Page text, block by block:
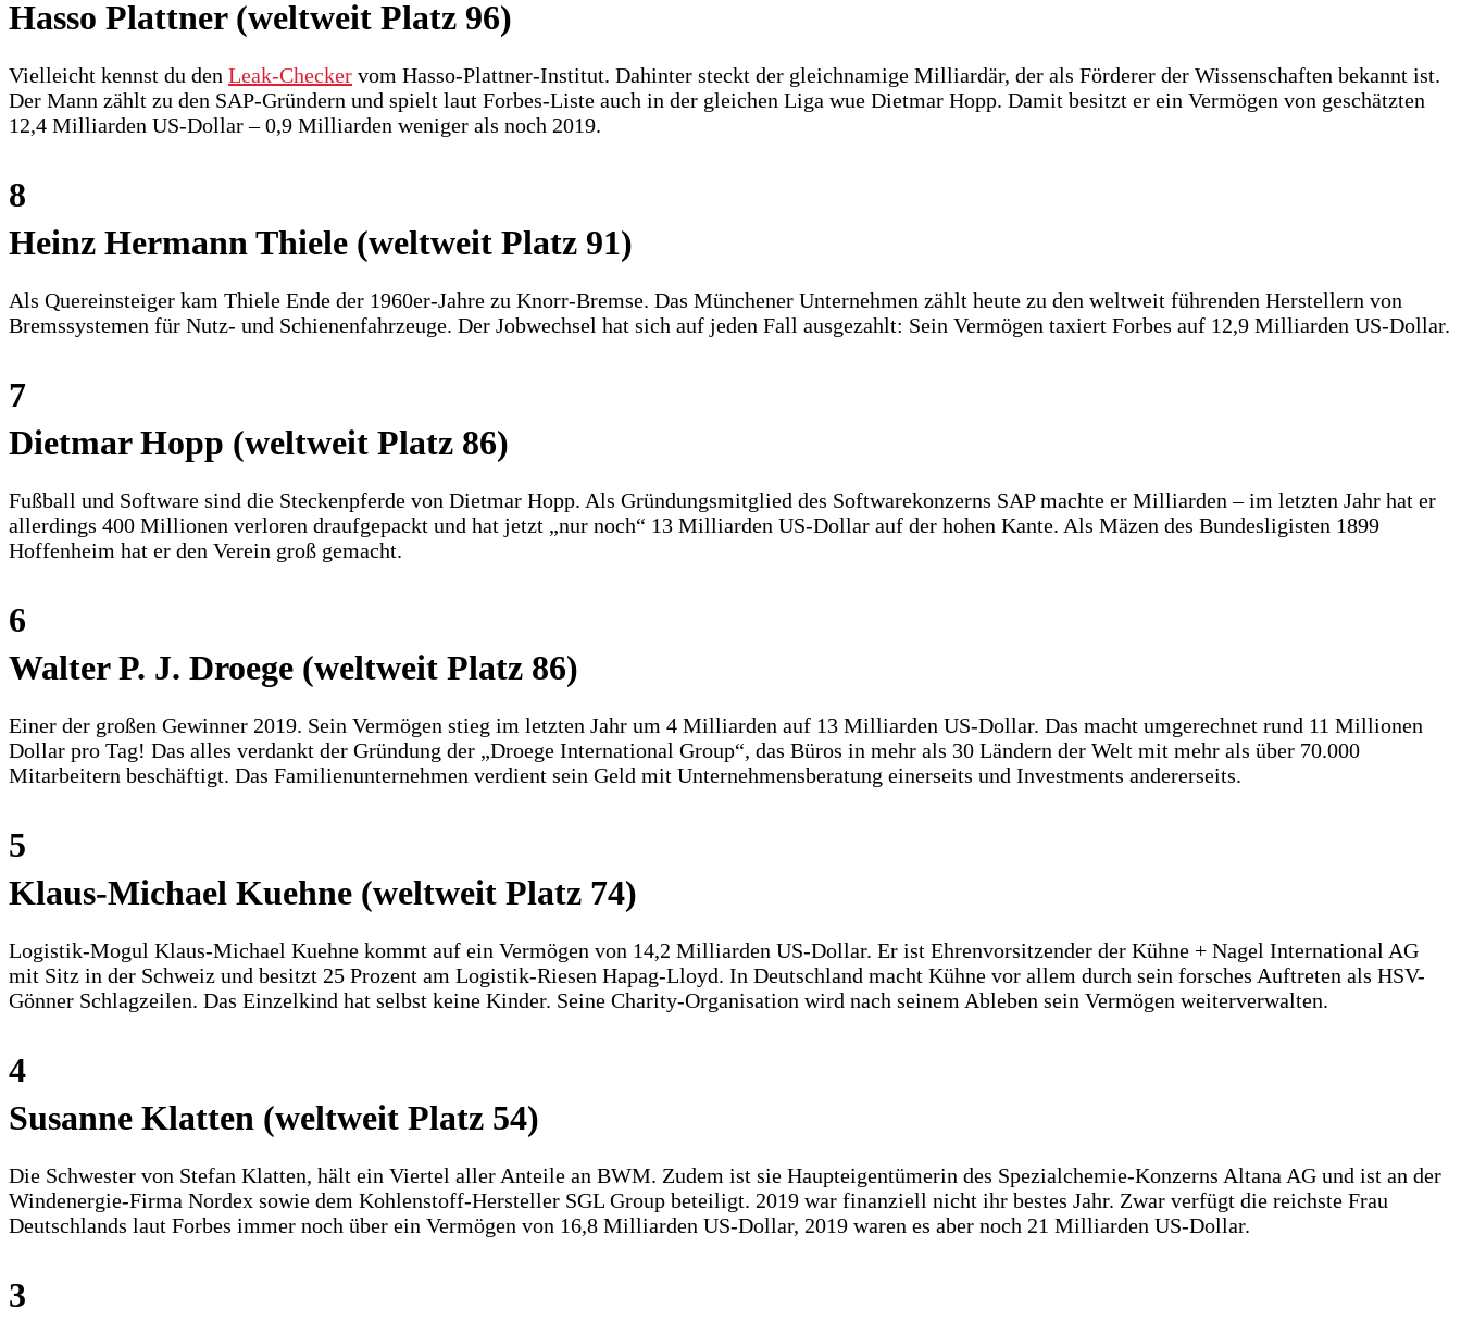
Hasso Plattner (weltweit Platz 96)
Vielleicht kennst du den Leak-Checker vom Hasso-Plattner-Institut. Dahinter steckt der gleichnamige Milliardär, der als Förderer der Wissenschaften bekannt ist.
Der Mann zählt zu den SAP-Gründern und spielt laut Forbes-Liste auch in der gleichen Liga wue Dietmar Hopp. Damit besitzt er ein Vermögen von geschätzten
12,4 Milliarden US-Dollar – 0,9 Milliarden weniger als noch 2019.
8
Heinz Hermann Thiele (weltweit Platz 91)
Als Quereinsteiger kam Thiele Ende der 1960er-Jahre zu Knorr-Bremse. Das Münchener Unternehmen zählt heute zu den weltweit führenden Herstellern von
Bremssystemen für Nutz- und Schienenfahrzeuge. Der Jobwechsel hat sich auf jeden Fall ausgezahlt: Sein Vermögen taxiert Forbes auf 12,9 Milliarden US-Dollar.
7
Dietmar Hopp (weltweit Platz 86)
Fußball und Software sind die Steckenpferde von Dietmar Hopp. Als Gründungsmitglied des Softwarekonzerns SAP machte er Milliarden – im letzten Jahr hat er
allerdings 400 Millionen verloren draufgepackt und hat jetzt „nur noch“ 13 Milliarden US-Dollar auf der hohen Kante. Als Mäzen des Bundesligisten 1899
Hoffenheim hat er den Verein groß gemacht.
6
Walter P. J. Droege (weltweit Platz 86)
Einer der großen Gewinner 2019. Sein Vermögen stieg im letzten Jahr um 4 Milliarden auf 13 Milliarden US-Dollar. Das macht umgerechnet rund 11 Millionen
Dollar pro Tag! Das alles verdankt der Gründung der „Droege International Group“, das Büros in mehr als 30 Ländern der Welt mit mehr als über 70.000
Mitarbeitern beschäftigt. Das Familienunternehmen verdient sein Geld mit Unternehmensberatung einerseits und Investments andererseits.
5
Klaus-Michael Kuehne (weltweit Platz 74)
Logistik-Mogul Klaus-Michael Kuehne kommt auf ein Vermögen von 14,2 Milliarden US-Dollar. Er ist Ehrenvorsitzender der Kühne + Nagel International AG
mit Sitz in der Schweiz und besitzt 25 Prozent am Logistik-Riesen Hapag-Lloyd. In Deutschland macht Kühne vor allem durch sein forsches Auftreten als HSV-
Gönner Schlagzeilen. Das Einzelkind hat selbst keine Kinder. Seine Charity-Organisation wird nach seinem Ableben sein Vermögen weiterverwalten.
4
Susanne Klatten (weltweit Platz 54)
Die Schwester von Stefan Klatten, hält ein Viertel aller Anteile an BWM. Zudem ist sie Haupteigentümerin des Spezialchemie-Konzerns Altana AG und ist an der
Windenergie-Firma Nordex sowie dem Kohlenstoff-Hersteller SGL Group beteiligt. 2019 war finanziell nicht ihr bestes Jahr. Zwar verfügt die reichste Frau
Deutschlands laut Forbes immer noch über ein Vermögen von 16,8 Milliarden US-Dollar, 2019 waren es aber noch 21 Milliarden US-Dollar.
3